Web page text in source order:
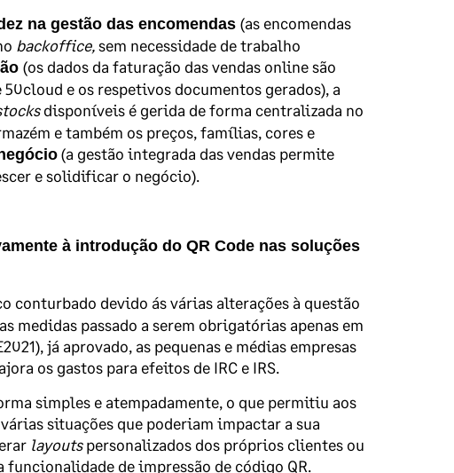
na gestão das encomendas (as encomendas
backoffice,sem necessidade de trabalho
(os dados da faturação das vendas online são
e os respetivos documentos gerados), a
disponíveis é gerida de forma centralizada no
e também os preços, famílias, cores e
(a gestão integrada das vendas permite
e solidificar o negócio).
à introdução do QR Code nas soluções
conturbado devido ás várias alterações à questão
medidas passado a serem obrigatórias apenas em
já aprovado, as pequenas e médias empresas
os gastos para efeitos de IRC e IRS.
simples e atempadamente, o que permitiu aos
situações que poderiam impactar a sua
layoutspersonalizados dos próprios clientes ou
de impressão de código QR.